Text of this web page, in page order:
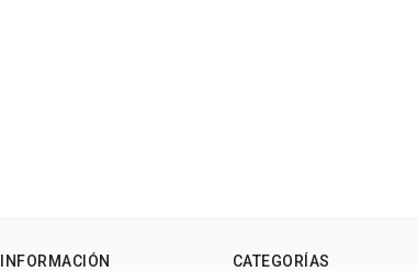
INFORMACIÓN CATEGORÍAS